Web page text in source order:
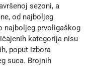
sezoni, a
od najboljeg
najboljeg prvoligaškog
kategorija nisu
poput izbora
suca. Brojnih